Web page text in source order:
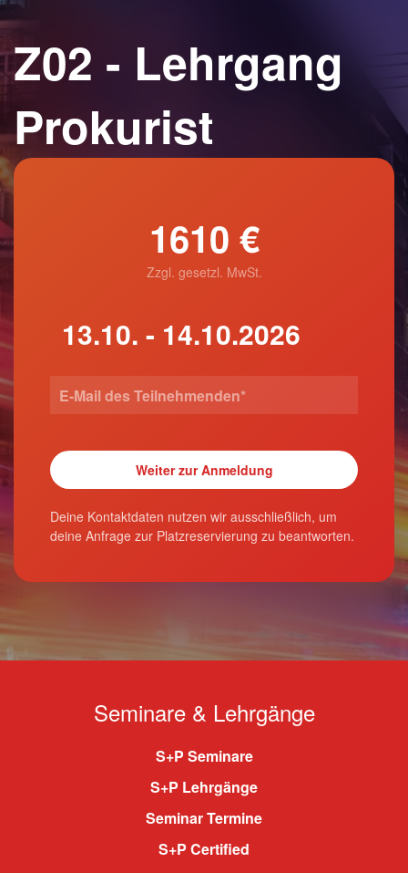
Z02 - Lehrgang
Prokurist
1610 €
Zzgl. gesetzl. MwSt.
Deine Kontaktdaten nutzen wir ausschließlich, um
deine Anfrage zur Platzreservierung zu beantworten.
Seminare & Lehrgänge
S+P Seminare
S+P Lehrgänge
Seminar Termine
S+P Certified